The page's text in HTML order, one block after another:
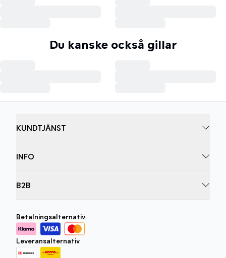
Du kanske också gillar
KUNDTJÄNST
INFO
B2B
Betalningsalternativ
Leveransalternativ